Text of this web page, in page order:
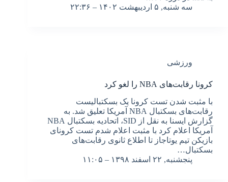
سه شنبه, ۵ اردیبهشت ۱۴۰۲ – ۲۲:۳۶
ورزشی
کرونا رقابت‌های NBA را لغو کرد
با مثبت شدن تست کرونا یک بسکتبالیست
رقابت‌های بسکتبال NBA آمریکا تعلیق شد. به
گزارش ایسنا به نقل از SID، اتحادیه بسکتبال NBA
آمریکا اعلام کرد با مثبت اعلام شدم تست کرونای
بازیکن تیم یوتاجاز تا اطلاع ثانوی رقابت‌های
بسکتبال…
پنجشنبه, ۲۲ اسفند ۱۳۹۸ – ۱۱:۰۵